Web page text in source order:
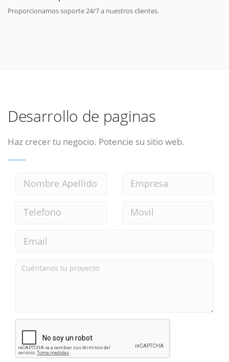
Proporcionamos soporte 24/7 a nuestros clientes.
Desarrollo de paginas
Haz crecer tu negocio. Potencie su sitio web.